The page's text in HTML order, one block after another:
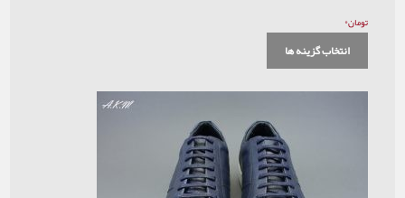
تومان۰
انتخاب گزینه ها